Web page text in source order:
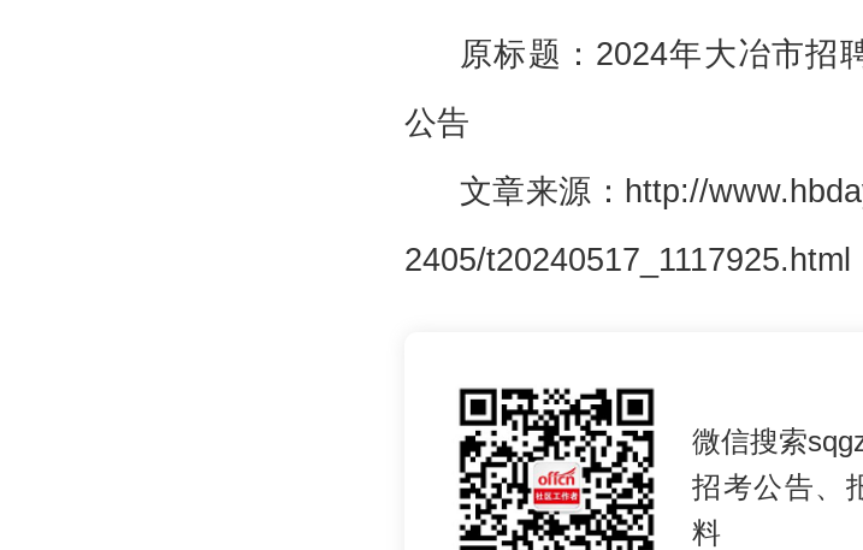
原标题：2024年大冶市招
公告
文章来源：http://
2405/t20240517_1117925.html
微信搜索
招考公告、
料